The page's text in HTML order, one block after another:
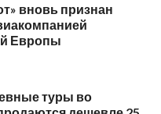
вновь признан
Европы
туры во